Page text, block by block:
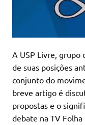
A USP Livre, grupo
de suas posições
conjunto do
breve artigo é
propostas e o
debate na TV Folha